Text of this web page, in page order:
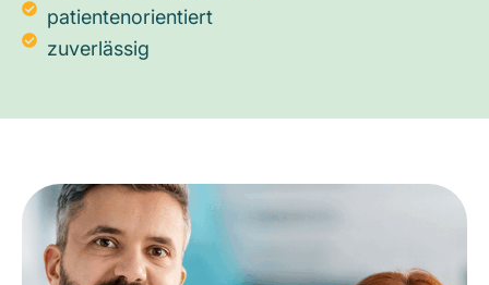
patientenorientiert
zuverlässig